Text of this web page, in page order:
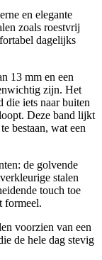
en elegante
zoals roestvrij
dagelijks
13 mm en een
zijn. Het
die iets naar buiten
Deze band lijkt
bestaan, wat een
de golvende
stalen
touch toe
formeel.
voorzien van een
de hele dag stevig